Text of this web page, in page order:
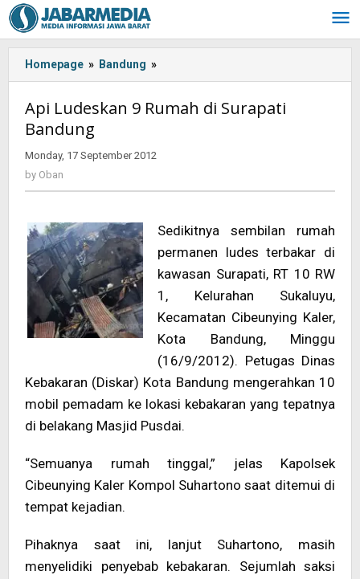
Skip
to
content
Homepage » Bandung »
-:IN-
>
Bandung<!-
-:-
-
Api Ludeskan 9 Rumah di Surapati
Bandung
Monday, 17 September 2012
by Oban
Sedikitnya sembilan rumah
permanen ludes terbakar di
kawasan Surapati, RT 10 RW
1, Kelurahan Sukaluyu,
Kecamatan Cibeunying Kaler,
Kota Bandung, Minggu
(16/9/2012). Petugas Dinas
Kebakaran (Diskar) Kota Bandung mengerahkan 10
mobil pemadam ke lokasi kebakaran yang tepatnya
di belakang Masjid Pusdai.
“Semuanya rumah tinggal,” jelas Kapolsek
Cibeunying Kaler Kompol Suhartono saat ditemui di
tempat kejadian.
Pihaknya saat ini, lanjut Suhartono, masih
menyelidiki penyebab kebakaran. Sejumlah saksi